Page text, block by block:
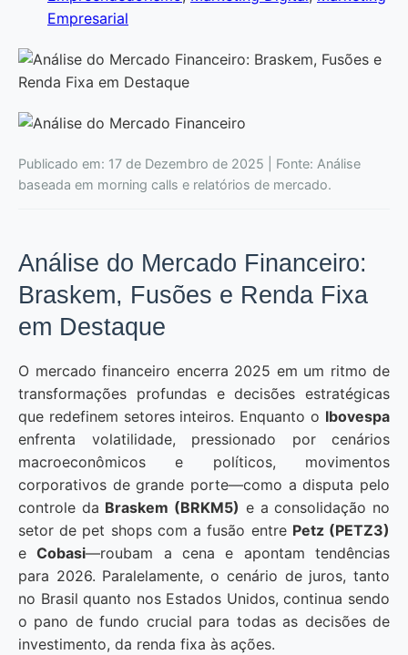
Empresarial
Publicado em: 17 de Dezembro de 2025 | Fonte: Análise
baseada em morning calls e relatórios de mercado.
Análise do Mercado Financeiro:
Braskem, Fusões e Renda Fixa
em Destaque
O mercado financeiro encerra 2025 em um ritmo de
transformações profundas e decisões estratégicas
que redefinem setores inteiros. Enquanto o Ibovespa
enfrenta volatilidade, pressionado por cenários
macroeconômicos e políticos, movimentos
corporativos de grande porte—como a disputa pelo
controle da Braskem (BRKM5) e a consolidação no
setor de pet shops com a fusão entre Petz (PETZ3)
eCobasi—roubam a cena e apontam tendências
para 2026. Paralelamente, o cenário de juros, tanto
no Brasil quanto nos Estados Unidos, continua sendo
o pano de fundo crucial para todas as decisões de
investimento, da renda fixa às ações.